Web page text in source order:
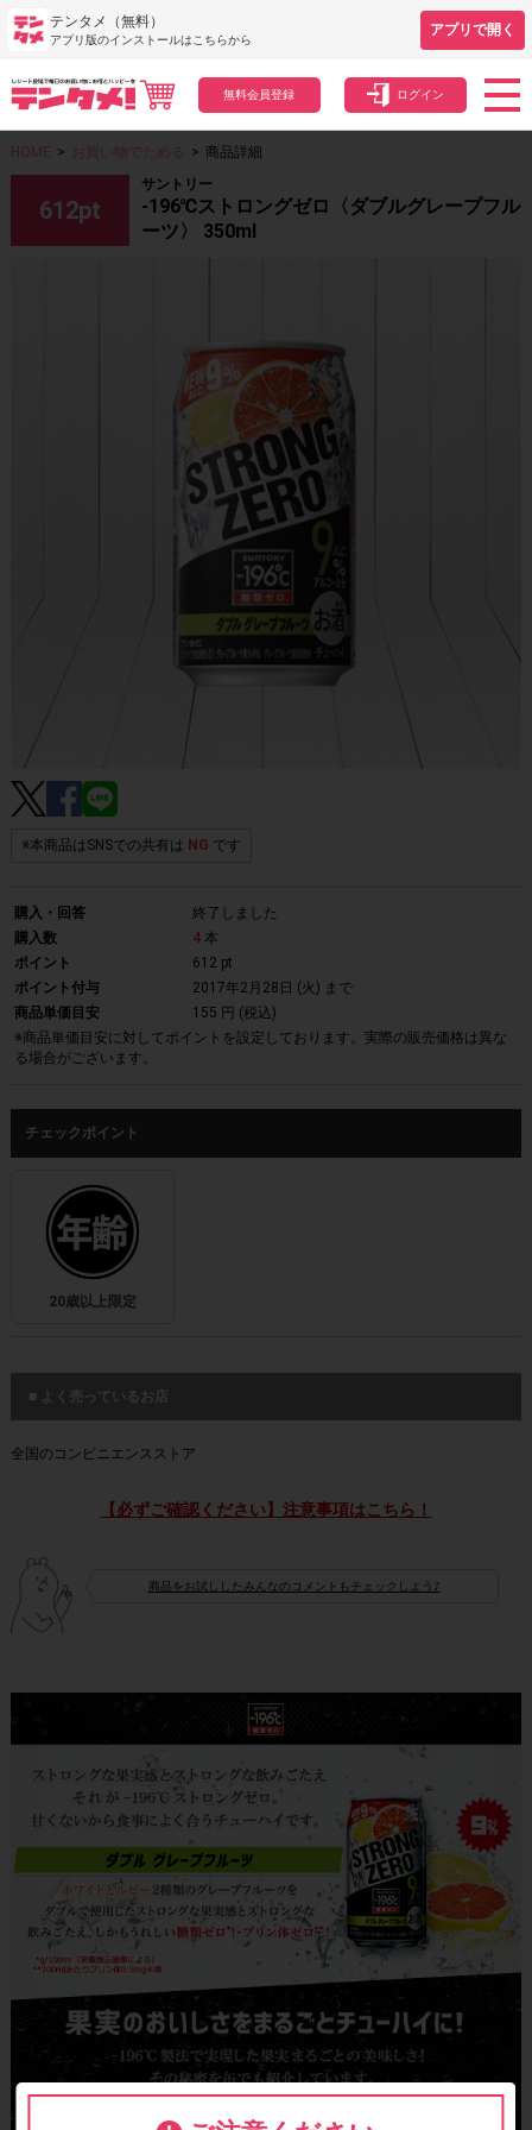
テンタメ（無料）
アプリ版のインストールはこちらから
アプリで開く
無料会員登録 ログイン
HOME > お買い物でためる > 商品詳細
612pt
サントリー
-196℃ストロングゼロ〈ダブルグレープフル
ーツ〉 350ml
※本商品はSNSでの共有は NG です
購入・回答
終了しました
購入数
4本
ポイント
612 pt
ポイント付与
2017年2月28日 (火) まで
商品単価目安
155 円 (税込)
※商品単価目安に対してポイントを設定しております。実際の販売価格は異な
る場合がございます。
チェックポイント
20歳以上限定
■ よく売っているお店
全国のコンビニエンスストア
【必ずご確認ください】注意事項はこちら！
商品をお試ししたみんなのコメントもチェックしよう♪